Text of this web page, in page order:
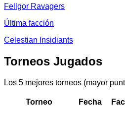
Fellgor Ravagers
Última facción
Celestian Insidiants
Torneos Jugados
Los 5 mejores torneos (mayor
Torneo Fecha